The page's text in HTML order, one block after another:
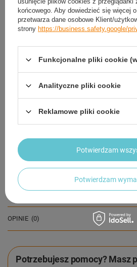
Piłka Nożna Do Nogi Rekreacyjna
Rozmiar 4 + Pompka
31,58 zł
OPIS
SZCZEGÓŁOWE DANE
OPINIE (0)
Potrzebujesz pomocy? Masz
końcowego. Aby dowiedzieć się więcej
przetwarza dane osobowe Klient/
strony https://business.safety.google/
Funkcjonalne pliki cookie
Analityczne pliki cookie
Reklamowe pliki cookie
Potwierdzam
Potwierdzam